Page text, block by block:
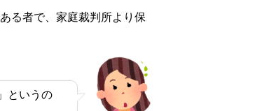
る者で、家庭裁判所より保
というの